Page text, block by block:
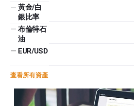
— 黃金/白
銀比率
— 布倫特石
油
— EUR/USD
查看所有資產